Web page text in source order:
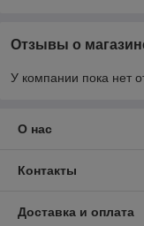
Отзывы о
У компании пока нет
О нас
Контакты
Доставка и оплата